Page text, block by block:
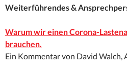
Weiterführendes &
Warum wir einen Corona-
brauchen.
Ein Kommentar von David Walch,